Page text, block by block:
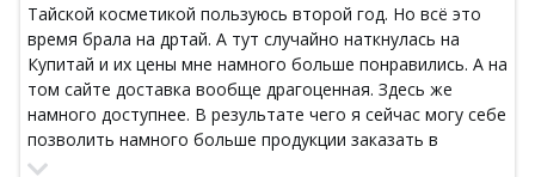
Тайской косметикой пользуюсь второй год. Но всё это
время брала на дртай. А тут случайно наткнулась на
Купитай и их цены мне намного больше понравились. А на
том сайте доставка вообще драгоценная. Здесь же
намного доступнее. В результате чего я сейчас могу себе
позволить намного больше продукции заказать в
посылку нежели потратить их на доставку. Рада такой